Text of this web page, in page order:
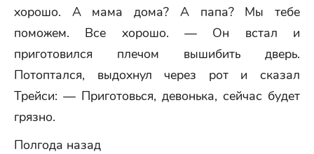
хорошо. А мама дома? А папа? Мы тебе
поможем. Все хорошо. — Он встал и
приготовился плечом вышибить дверь.
Потоптался, выдохнул через рот и сказал
Трейси: — Приготовься, девонька, сейчас будет
грязно.
Полгода назад